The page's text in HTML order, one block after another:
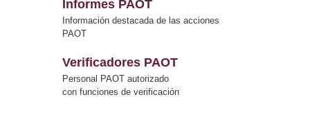
Informes PAOT
Información destacada de las acciones
PAOT
Verificadores PAOT
Personal PAOT autorizado
con funciones de verificación